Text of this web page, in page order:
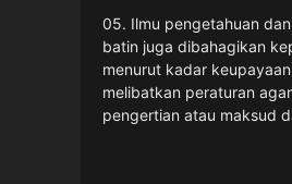
05. Ilmu pengetahuan dan
juga dibahagikan kepada
keupayaan dan
agama, mengenai
tujuan kepada peraturan-